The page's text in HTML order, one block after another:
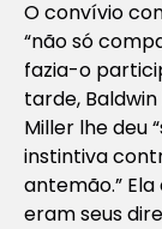
O convívio
“não só
fazia-o
tarde,
Miller lhe deu
instintiva
antemão.”
eram seus